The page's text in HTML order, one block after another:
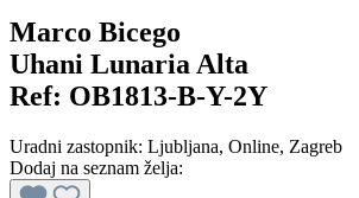
Marco Bicego
Uhani Lunaria Alta
Ref: OB1813-B-Y-2Y
Uradni zastopnik: Ljubljana, Online, Zagreb
Dodaj na seznam želja: